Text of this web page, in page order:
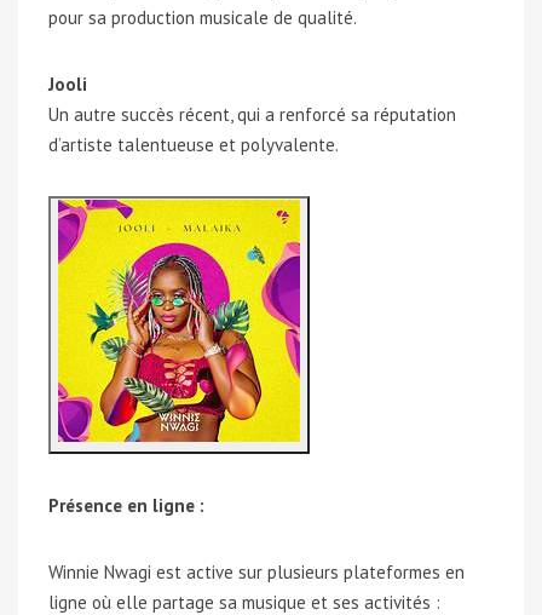
pour sa production musicale de qualité.
Jooli
Un autre succès récent, qui a renforcé sa réputation
d’artiste talentueuse et polyvalente.
Présence en ligne :
Winnie Nwagi est active sur plusieurs plateformes en
ligne où elle partage sa musique et ses activités :